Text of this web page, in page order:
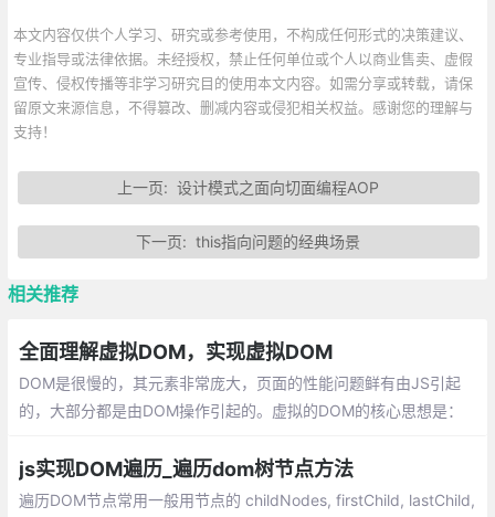
本文内容仅供个人学习、研究或参考使用，不构成任何形式的决策建议、
专业指导或法律依据。未经授权，禁止任何单位或个人以商业售卖、虚假
宣传、侵权传播等非学习研究目的使用本文内容。如需分享或转载，请保
留原文来源信息，不得篡改、删减内容或侵犯相关权益。感谢您的理解与
支持！
上一页:设计模式之面向切面编程AOP
下一页:this指向问题的经典场景
相关推荐
全面理解虚拟DOM，实现虚拟DOM
DOM是很慢的，其元素非常庞大，页面的性能问题鲜有由JS引起
的，大部分都是由DOM操作引起的。虚拟的DOM的核心思想是：
M操作。
js实现DOM遍历_遍历dom树节点方法
遍历DOM节点常用一般用节点的 childNodes, firstChild, lastChild,